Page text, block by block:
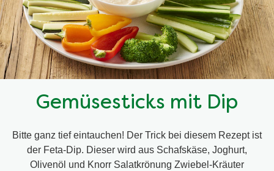
Gemüsesticks mit Dip
Bitte ganz tief eintauchen! Der Trick bei diesem Rezept ist
der Feta-Dip. Dieser wird aus Schafskäse, Joghurt,
Olivenöl und Knorr Salatkrönung Zwiebel-Kräuter